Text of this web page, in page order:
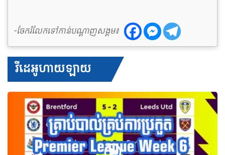
-ចែករំលែកទៅកាន់បណ្តាញសង្គម៖
វីដេអូហាយឡាយ